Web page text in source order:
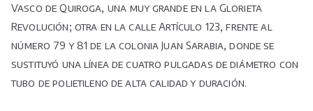
Vasco de Quiroga, una muy grande en la Glorieta
Revolución; otra en la calle Artículo 123, frente al
número 79 y 81 de la colonia Juan Sarabia, donde se
sustituyó una línea de cuatro pulgadas de diámetro con
tubo de polietileno de alta calidad y duración.